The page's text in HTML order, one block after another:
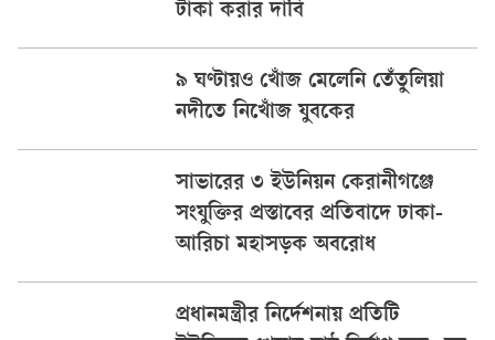
টাকা করার দাবি
৯ ঘণ্টায়ও খোঁজ মেলেনি তেঁতুলিয়া
নদীতে নিখোঁজ যুবকের
সাভারের ৩ ইউনিয়ন কেরানীগঞ্জে
সংযুক্তির প্রস্তাবের প্রতিবাদে ঢাকা-
আরিচা মহাসড়ক অবরোধ
প্রধানমন্ত্রীর নির্দেশনায় প্রতিটি